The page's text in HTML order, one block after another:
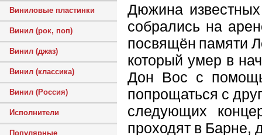
Виниловые пластинки
Винил (рок, поп)
Винил (джаз)
Винил (классика)
Винил (Россия)
Исполнители
Популярные
Дюжина
собрались на
посвящён памяти
который умер в
Дон Вос с
попрощаться с
следующих
проходят в Барне,